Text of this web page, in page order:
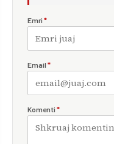
Emri *
Email *
Komenti *